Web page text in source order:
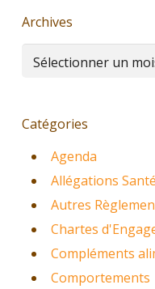
Archives
Archives
Catégories
Agenda
Allégations
Autres
Chartes
Compléments
Comportements